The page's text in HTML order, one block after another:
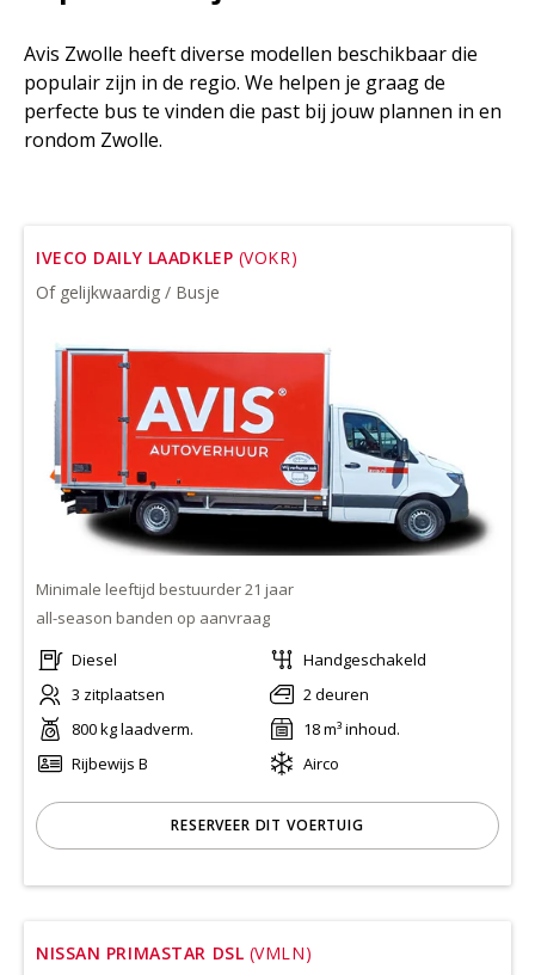
Avis Zwolle heeft diverse modellen beschikbaar die
populair zijn in de regio. We helpen je graag de
perfecte bus te vinden die past bij jouw plannen in en
rondom Zwolle.
IVECO DAILY LAADKLEP (VOKR)
Of gelijkwaardig / Busje
Minimale leeftijd bestuurder 21 jaar
all-season banden op aanvraag
Diesel
Handgeschakeld
3 zitplaatsen
2 deuren
800 kg laadverm.
18 m³ inhoud.
Rijbewijs B
Airco
RESERVEER DIT VOERTUIG
NISSAN PRIMASTAR DSL (VMLN)